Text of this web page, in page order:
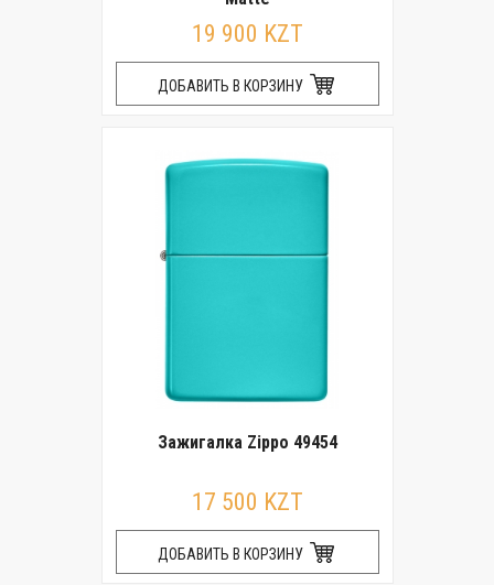
19 900 KZT
ДОБАВИТЬ В КОРЗИНУ
Зажигалка Zippo 49454
17 500 KZT
ДОБАВИТЬ В КОРЗИНУ